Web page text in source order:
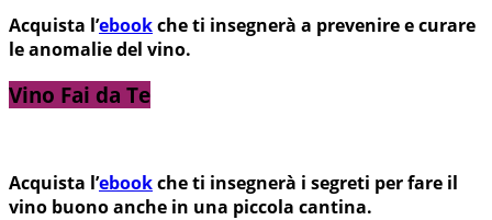
Acquista l’ebookche ti insegnerà a prevenire e curare
le anomalie del vino.
Vino Fai da Te
Acquista l’ebookche ti insegnerà i segreti per fare il
vino buono anche in una piccola cantina.